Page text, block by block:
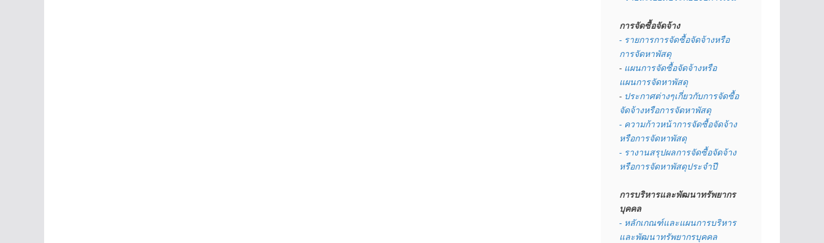
การจัดซื้อจัดจ้าง
- รายการการจัดซื้อจัดจ้างหรือ
การจัดหาพัสดุ
- แผนการจัดซื้อจัดจ้างหรือ
แผนการจัดหาพัสดุ
- ประกาศต่างๆเกี่ยวกับการจัดซื้อ
จัดจ้างหรือการจัดหาพัสดุ
- ความก้าวหน้าการจัดซื้อจัดจ้าง
หรือการจัดหาพัสดุ
- รางานสรุปผลการจัดซื้อจัดจ้าง
หรือการจัดหาพัสดุประจำปี
การบริหารและพัฒนาทรัพยากร
บุคคล
- หลักเกณฑ์และแผนการบริหาร
และพัฒนาทรัพยากรบุคคล